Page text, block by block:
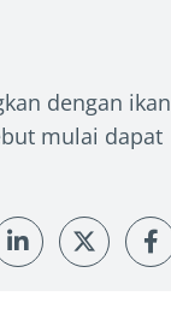
dengan ikan
mulai dapat